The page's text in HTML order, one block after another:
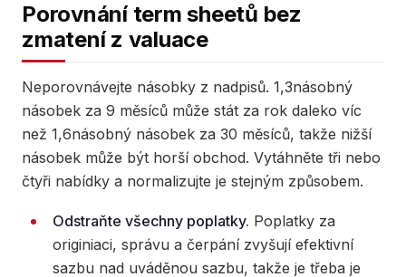
Porovnání term sheetů bez
zmatení z valuace
Neporovnávejte násobky z nadpisů. 1,3násobný
násobek za 9 měsíců může stát za rok daleko víc
než 1,6násobný násobek za 30 měsíců, takže nižší
násobek může být horší obchod. Vytáhněte tři nebo
čtyři nabídky a normalizujte je stejným způsobem.
Odstraňte všechny poplatky. Poplatky za
originiaci, správu a čerpání zvyšují efektivní
sazbu nad uváděnou sazbu, takže je třeba je